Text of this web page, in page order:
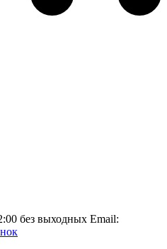
без выходных Email: